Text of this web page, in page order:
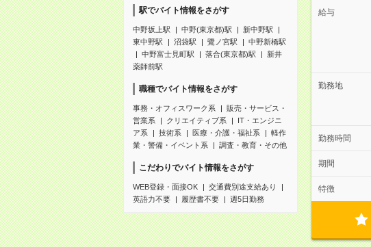
駅でバイト情報をさがす
中野坂上駅 中野(東京都)駅
新中野駅
東中野駅
沼袋駅 鷺ノ宮駅
中野新橋駅
中野富士見町駅
落合(東京都)駅
新井
薬師前駅
職種でバイト情報をさがす
事務・オフィスワーク系
販売・サービス・
営業系
クリエイティブ系
IT・エンジニ
ア系
技術系 医療・介護・福祉系
軽作
業・警備・イベント系
調査・教育・その他
こだわりでバイト情報をさがす
WEB登録・面接OK
交通費別途支給あり
英語力不要
履歴書不要 週5日勤務
給与
勤務地
勤務時間
期間
特徴